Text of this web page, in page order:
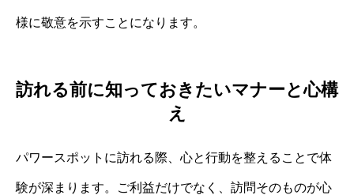
様に敬意を示すことになります。
訪れる前に知っておきたいマナーと心構
え
パワースポットに訪れる際、心と行動を整えることで体
験が深まります。ご利益だけでなく、訪問そのものが心